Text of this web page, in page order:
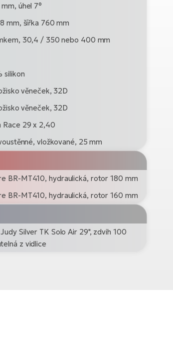
úhel 7°
mm, šířka 760 mm
30,4 / 350 nebo 400 mm
silikon
věneček, 32D
věneček, 32D
Race 29 x 2,40
vložkované, 25 mm
BR-MT410, hydraulická, rotor 180 mm
BR-MT410, hydraulická, rotor 160 mm
Silver TK Solo Air 29", zdvih 100
z vidlice